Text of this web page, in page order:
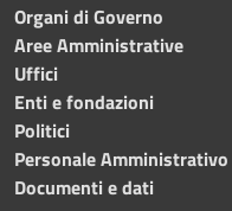
Organi di Governo
Aree Amministrative
Uffici
Enti e fondazioni
Politici
Personale Amministrativo
Documenti e dati